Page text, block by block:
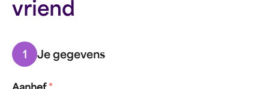
vriend
1 Je gegevens